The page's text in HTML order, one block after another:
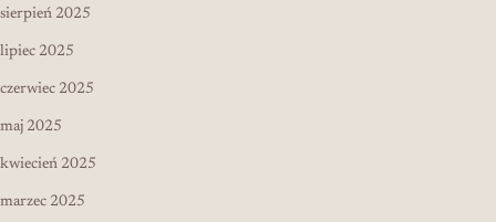
sierpień 2025
lipiec 2025
czerwiec 2025
maj 2025
kwiecień 2025
marzec 2025